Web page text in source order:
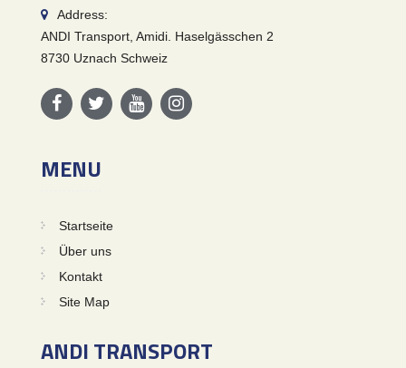
Address:
ANDI Transport, Amidi. Haselgässchen 2
8730 Uznach Schweiz
MENU
Startseite
Über uns
Kontakt
Site Map
ANDI TRANSPORT